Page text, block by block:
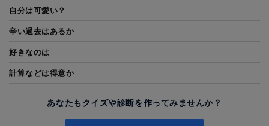
自分は可愛い？
辛い過去はあるか
好きなのは
計算などは得意か
あなたもクイズや診断を作ってみませんか？